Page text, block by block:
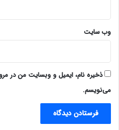
وب‌ سایت
ذخیره نام، ایمیل و وبسایت من در
می‌نویسم.